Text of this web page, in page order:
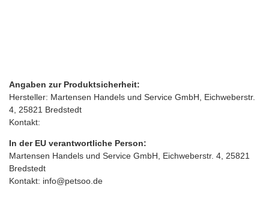
Angaben zur Produktsicherheit:
Hersteller: Martensen Handels und Service GmbH, Eichweberstr.
4, 25821 Bredstedt
Kontakt:
In der EU verantwortliche Person:
Martensen Handels und Service GmbH, Eichweberstr. 4, 25821
Bredstedt
Kontakt: info@petsoo.de